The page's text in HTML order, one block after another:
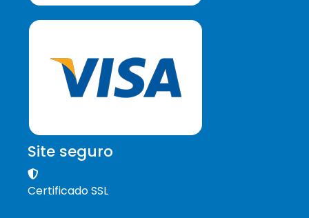
Site seguro
Certificado SSL